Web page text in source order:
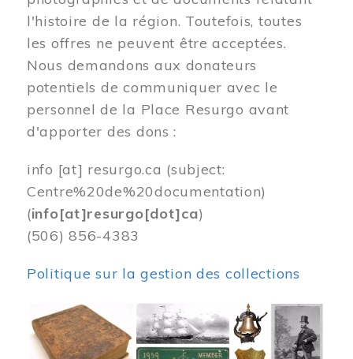
l'histoire de la région. Toutefois, toutes
les offres ne peuvent être acceptées.
Nous demandons aux donateurs
potentiels de communiquer avec le
personnel de la Place Resurgo avant
d'apporter des dons :
info [at] resurgo.ca (subject:
Centre%20de%20documentation)
(info[at]resurgo[dot]ca)
(506) 856-4383
Politique sur la gestion des collections